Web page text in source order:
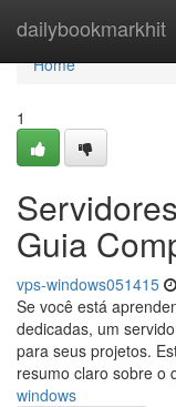
dailybookmarkhit
Home
Home
1
Guia
vps-windows051415
Se você está
dedicadas, um
para seus projetos.
resumo claro sobre o
windows